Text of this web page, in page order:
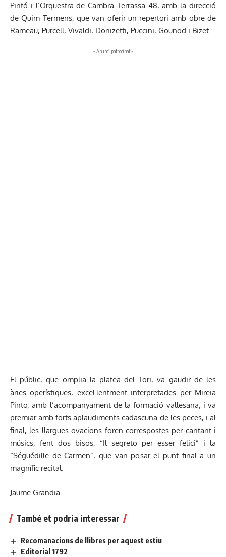
Pintó i l’Orquestra de Cambra Terrassa 48, amb la direcció
de Quim Termens, que van oferir un repertori amb obre de
Rameau, Purcell, Vivaldi, Donizetti, Puccini, Gounod i Bizet.
- Anunci patrocinat -
El públic, que omplia la platea del Tori, va gaudir de les
àries operístiques, excel·lentment interpretades per Mireia
Pinto, amb l’acompanyament de la formació vallesana, i va
premiar amb forts aplaudiments cadascuna de les peces, i al
final, les llargues ovacions foren correspostes per cantant i
músics, fent dos bisos, “Il segreto per esser felici” i la
“Séguédille de Carmen”, que van posar el punt final a un
magnífic recital.
Jaume Grandia
També et podria interessar
Recomanacions de llibres per aquest estiu
Editorial 1792